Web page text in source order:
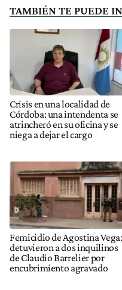
TAMBIÉN TE PUEDE
Crisis en una localidad de
Córdoba: una intendenta se
atrincheró en su oficina y se
niega a dejar el cargo
Femicidio de Agostina Vega:
detuvieron a dos inquilinos
de Claudio Barrelier por
encubrimiento agravado